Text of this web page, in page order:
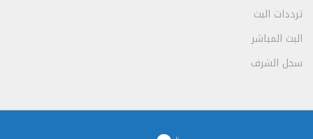
ترددات البث
البث المباشر
سجل الشرف